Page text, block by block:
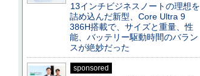
13インチビジネスノートの理想を
詰め込んだ新型、Core Ultra 9
386H搭載で、サイズと重量、性
能、バッテリー駆動時間のバラン
スが絶妙だった
sponsored